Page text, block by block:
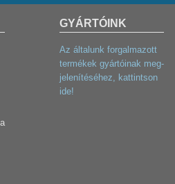
GYÁRTÓINK
Az általunk forgalmazott
termékek gyártóinak meg-
jelenítéséhez, kattintson
ide!